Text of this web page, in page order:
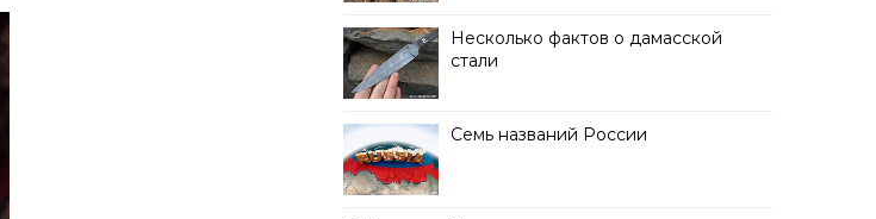
Несколько фактов о дамасской
стали
Семь названий России